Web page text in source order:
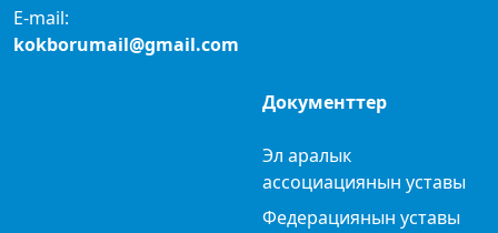
E-mail:
kokborumail@gmail.com
Документтер
Эл аралык
ассоциациянын уставы
Федерациянын уставы